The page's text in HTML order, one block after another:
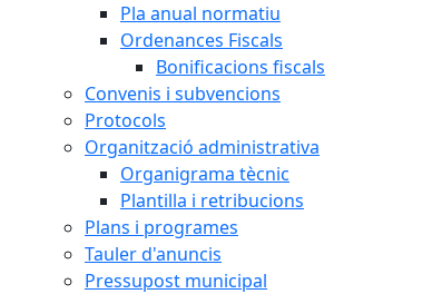
Pla anual normatiu
Ordenances Fiscals
Bonificacions fiscals
Convenis i subvencions
Protocols
Organització administrativa
Organigrama tècnic
Plantilla i retribucions
Plans i programes
Tauler d'anuncis
Pressupost municipal